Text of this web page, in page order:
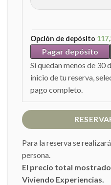
Opción de depósito
Pagar depósito
Si quedan menos de 30
inicio de tu reserva,
pago completo.
Para la reserva se
persona.
El precio total
Viviendo Experiencias.